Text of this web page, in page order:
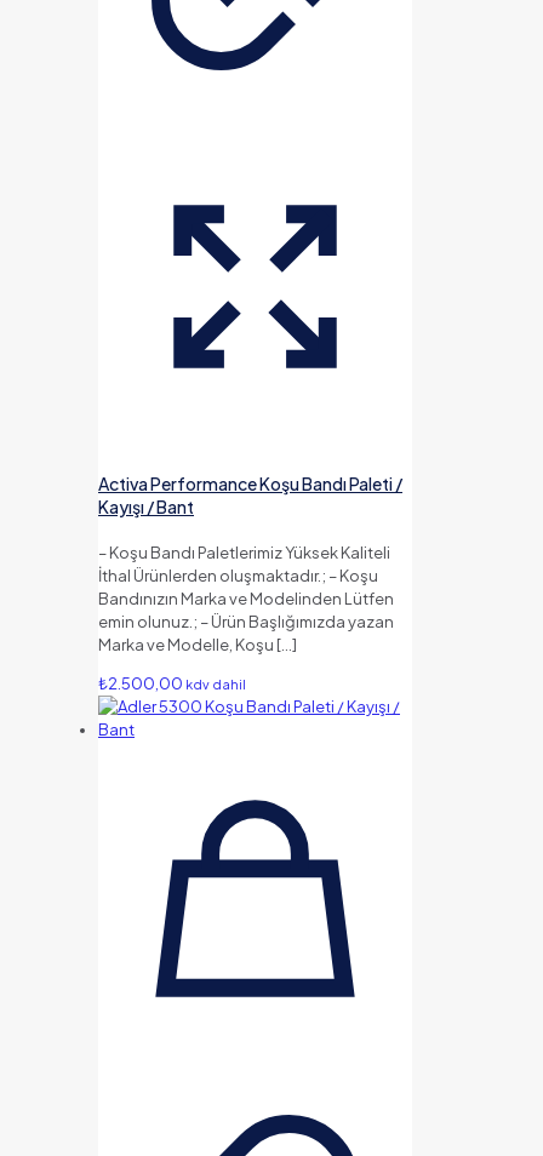
Activa Performance Koşu Bandı Paleti /
Kayışı / Bant
– Koşu Bandı Paletlerimiz Yüksek Kaliteli
İthal Ürünlerden oluşmaktadır.; – Koşu
Bandınızın Marka ve Modelinden Lütfen
emin olunuz.; – Ürün Başlığımızda yazan
Marka ve Modelle, Koşu […]
₺2.500,00 kdv dahil